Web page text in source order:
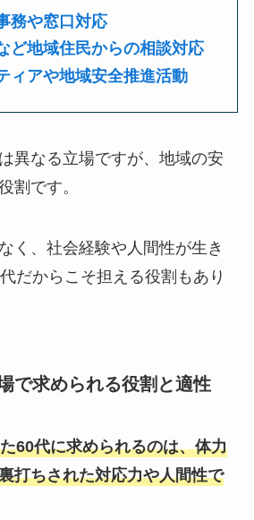
務や窓口対応
ど地域住民からの相談対応
ィアや地域安全推進活動
異なる立場ですが、地域の安
割です。
く、社会経験や人間性が生き
だからこそ担える役割もあり
で求められる役割と適性
60代に求められるのは、体力
打ちされた対応力や人間性で